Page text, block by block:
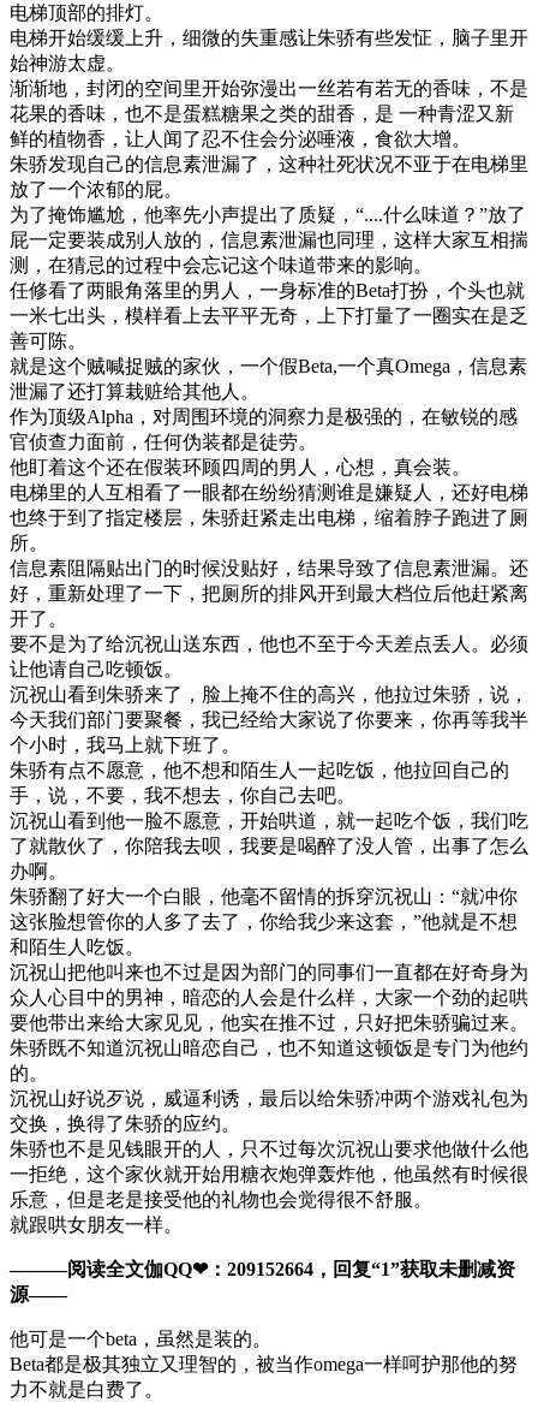
电梯顶部的排灯。
电梯开始缓缓上升，细微的失重感让朱骄有些发怔，脑子里开
始神游太虚。
渐渐地，封闭的空间里开始弥漫出一丝若有若无的香味，不是
花果的香味，也不是蛋糕糖果之类的甜香，是 一种青涩又新
鲜的植物香，让人闻了忍不住会分泌唾液，食欲大增。
朱骄发现自己的信息素泄漏了，这种社死状况不亚于在电梯里
放了一个浓郁的屁。
为了掩饰尴尬，他率先小声提出了质疑，“....什么味道？”放了
屁一定要装成别人放的，信息素泄漏也同理，这样大家互相揣
测，在猜忌的过程中会忘记这个味道带来的影响。
任修看了两眼角落里的男人，一身标准的Beta打扮，个头也就
一米七出头，模样看上去平平无奇，上下打量了一圈实在是乏
善可陈。
就是这个贼喊捉贼的家伙，一个假Beta,一个真Omega，信息素
泄漏了还打算栽赃给其他人。
作为顶级Alpha，对周围环境的洞察力是极强的，在敏锐的感
官侦查力面前，任何伪装都是徒劳。
他盯着这个还在假装环顾四周的男人，心想，真会装。
电梯里的人互相看了一眼都在纷纷猜测谁是嫌疑人，还好电梯
也终于到了指定楼层，朱骄赶紧走出电梯，缩着脖子跑进了厕
所。
信息素阻隔贴出门的时候没贴好，结果导致了信息素泄漏。还
好，重新处理了一下，把厕所的排风开到最大档位后他赶紧离
开了。
要不是为了给沉祝山送东西，他也不至于今天差点丢人。必须
让他请自己吃顿饭。
沉祝山看到朱骄来了，脸上掩不住的高兴，他拉过朱骄，说，
今天我们部门要聚餐，我已经给大家说了你要来，你再等我半
个小时，我马上就下班了。
朱骄有点不愿意，他不想和陌生人一起吃饭，他拉回自己的
手，说，不要，我不想去，你自己去吧。
沉祝山看到他一脸不愿意，开始哄道，就一起吃个饭，我们吃
了就散伙了，你陪我去呗，我要是喝醉了没人管，出事了怎么
办啊。
朱骄翻了好大一个白眼，他毫不留情的拆穿沉祝山：“就冲你
这张脸想管你的人多了去了，你给我少来这套，”他就是不想
和陌生人吃饭。
沉祝山把他叫来也不过是因为部门的同事们一直都在好奇身为
众人心目中的男神，暗恋的人会是什么样，大家一个劲的起哄
要他带出来给大家见见，他实在推不过，只好把朱骄骗过来。
朱骄既不知道沉祝山暗恋自己，也不知道这顿饭是专门为他约
的。
沉祝山好说歹说，威逼利诱，最后以给朱骄冲两个游戏礼包为
交换，换得了朱骄的应约。
朱骄也不是见钱眼开的人，只不过每次沉祝山要求他做什么他
一拒绝，这个家伙就开始用糖衣炮弹轰炸他，他虽然有时候很
乐意，但是老是接受他的礼物也会觉得很不舒服。
就跟哄女朋友一样。
———阅读全文伽QQ❤：209152664，回复“1”获取未删减资
源—​​​​—
他可是一个beta，虽然是装的。
Beta都是极其独立又理智的，被当作omega一样呵护那他的努
力不就是白费了。